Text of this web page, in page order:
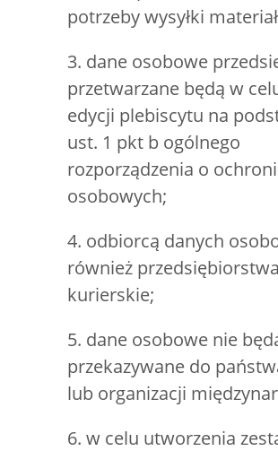
potrzeby wysyłki
3. dane osobowe
przetwarzane będą w
edycji plebiscytu na
ust. 1 pkt b ogólnego
rozporządzenia o
osobowych;
4. odbiorcą danych
również przedsiębiorstwa
kurierskie;
5. dane osobowe nie
przekazywane do
lub organizacji
6. w celu utworzenia